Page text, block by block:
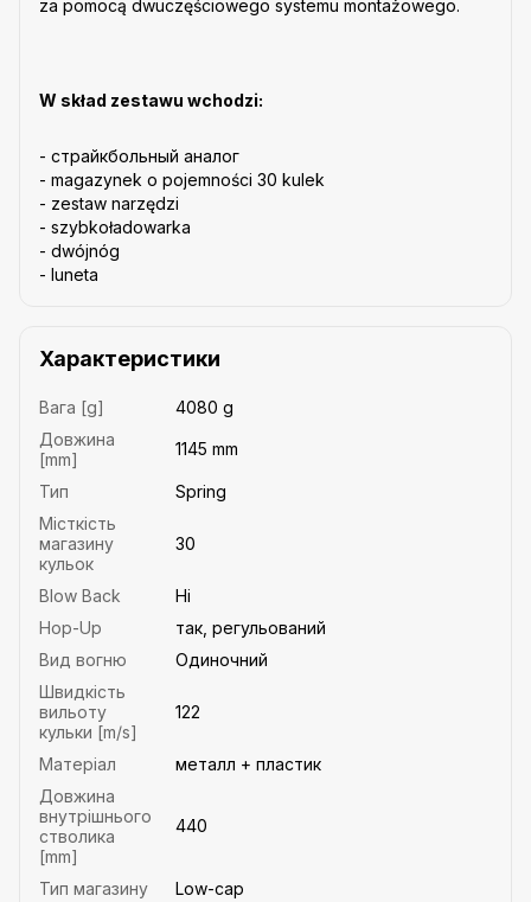
za pomocą dwuczęściowego systemu montażowego.
W skład zestawu wchodzi:
- cтрайкбольный аналог
- magazynek o pojemności 30 kulek
- zestaw narzędzi
- szybkoładowarka
- dwójnóg
- luneta
Характеристики
Вага [g]
4080 g
Довжина
[mm]
1145 mm
Тип
Spring
Місткість
магазину
кульок
30
Blow Back
Ні
Hop-Up
так, регульований
Вид вогню
Одиночний
Швидкість
вильоту
кульки [m/s]
122
Матеріал
металл + пластик
Довжина
внутрішнього
стволика
[mm]
440
Тип магазину Low-cap